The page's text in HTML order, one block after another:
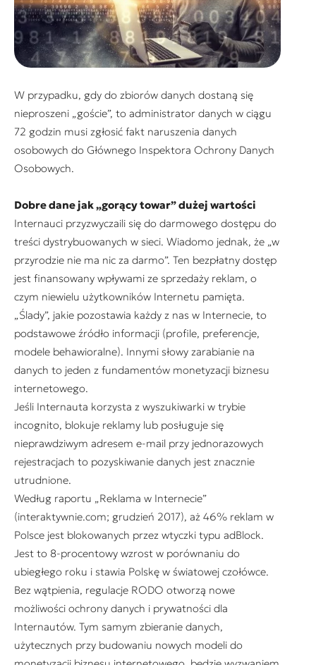
W przypadku, gdy do zbiorów danych dostaną się
nieproszeni „goście”, to administrator danych w ciągu
72 godzin musi zgłosić fakt naruszenia danych
osobowych do Głównego Inspektora Ochrony Danych
Osobowych.
Dobre dane jak „gorący towar” dużej wartości
Internauci przyzwyczaili się do darmowego dostępu do
treści dystrybuowanych w sieci. Wiadomo jednak, że „w
przyrodzie nie ma nic za darmo”. Ten bezpłatny dostęp
jest finansowany wpływami ze sprzedaży reklam, o
czym niewielu użytkowników Internetu pamięta.
„Ślady”, jakie pozostawia każdy z nas w Internecie, to
podstawowe źródło informacji (profile, preferencje,
modele behawioralne). Innymi słowy zarabianie na
danych to jeden z fundamentów monetyzacji biznesu
internetowego.
Jeśli Internauta korzysta z wyszukiwarki w trybie
incognito, blokuje reklamy lub posługuje się
nieprawdziwym adresem e-mail przy jednorazowych
rejestracjach to pozyskiwanie danych jest znacznie
utrudnione.
Według raportu „Reklama w Internecie”
(interaktywnie.com; grudzień 2017), aż 46% reklam w
Polsce jest blokowanych przez wtyczki typu adBlock.
Jest to 8-procentowy wzrost w porównaniu do
ubiegłego roku i stawia Polskę w światowej czołówce.
Bez wątpienia, regulacje RODO otworzą nowe
możliwości ochrony danych i prywatności dla
Internautów. Tym samym zbieranie danych,
użytecznych przy budowaniu nowych modeli do